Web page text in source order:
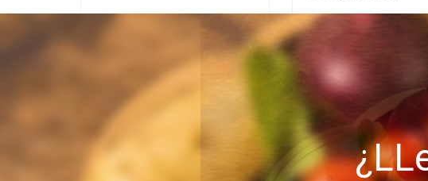
Deja una respuesta
Tu dirección de correo electrónico no será publicada.
*